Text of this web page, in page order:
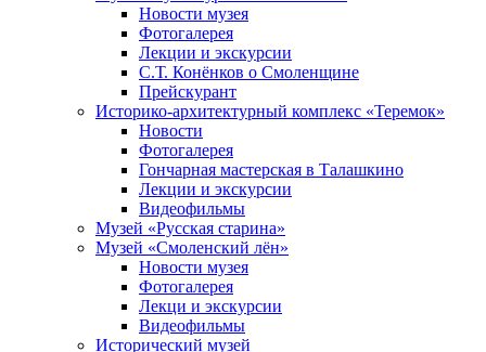
Новости музея
Фотогалерея
Лекции и экскурсии
С.Т. Конёнков о Смоленщине
Прейскурант
Историко-архитектурный комплекс «Теремок»
Новости
Фотогалерея
Гончарная мастерская в Талашкино
Лекции и экскурсии
Видеофильмы
Музей «Русская старина»
Музей «Смоленский лён»
Новости музея
Фотогалерея
Лекци и экскурсии
Видеофильмы
Исторический музей